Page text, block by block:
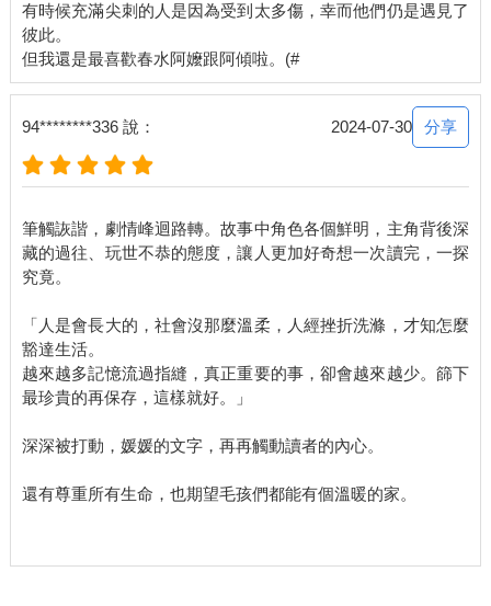
顯示安裝進度的藍條緩慢前進，延江宇正想隨意擱置手機，餘光
卻瞥到螢幕畫面閃了閃，藍條轉為暗紅，如鮮血溢出下載條。
他愣住，眨眨眼，不動聲色地又看一次。
畫面恢復正常，藍條進度才跑不到一半。
「小Ａ，這個軟體是誰推薦──」
延江宇話還沒問完，巫有津已經載完程式，迫不及待地點開。
歡迎頁面是幾頁翻動式介紹，最後停留在APP的宣傳詞上。
「心跳APP，讓你不由自主的心☆跳★加♀速♂！」
廉價的粉紅泡泡晃動，在句子兩旁不斷上飄。
＊
延江宇轉開鐵門鎖，屋內空無一人。
催促他認識新人。
不再糾結那一瞬間瞥見的詭譎畫面。
有時候充滿尖刺的人是因為受到太多傷，幸而他們仍是遇見了
彼此。
但我還是最喜歡春水阿嬤跟阿傾啦。(#
94********336 說： 2024-07-30 分享
筆觸詼諧，劇情峰迴路轉。故事中角色各個鮮明，主角背後深
藏的過往、玩世不恭的態度，讓人更加好奇想一次讀完，一探
究竟。
「人是會長大的，社會沒那麼溫柔，人經挫折洗滌，才知怎麼
豁達生活。
越來越多記憶流過指縫，真正重要的事，卻會越來越少。篩下
最珍貴的再保存，這樣就好。」
深深被打動，媛媛的文字，再再觸動讀者的內心。
還有尊重所有生命，也期望毛孩們都能有個溫暖的家。